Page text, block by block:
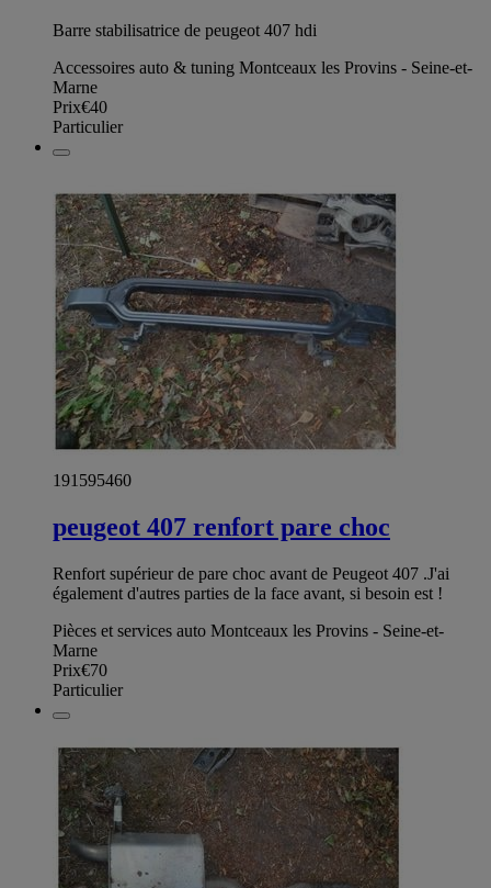
Barre stabilisatrice de peugeot 407 hdi
Accessoires auto & tuning Montceaux les Provins - Seine-et-
Marne
Prix€40
Particulier
191595460
peugeot 407 renfort pare choc
Renfort supérieur de pare choc avant de Peugeot 407 .J'ai
également d'autres parties de la face avant, si besoin est !
Pièces et services auto Montceaux les Provins - Seine-et-
Marne
Prix€70
Particulier